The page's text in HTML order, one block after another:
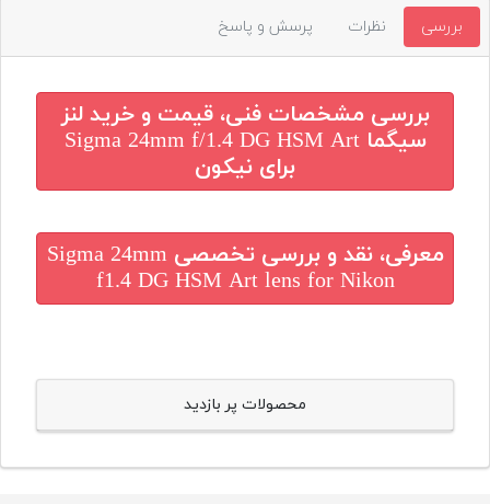
بررسی نظرات پرسش و پاسخ
بررسی مشخصات فنی، قیمت و خریدلنز
سیگما Sigma 24mm f/1.4 DG HSM Art
برای نیکون
معرفی، نقد و بررسی تخصصی Sigma 24mm
f1.4 DG HSM Art lens for Nikon
محصولات پر بازدید